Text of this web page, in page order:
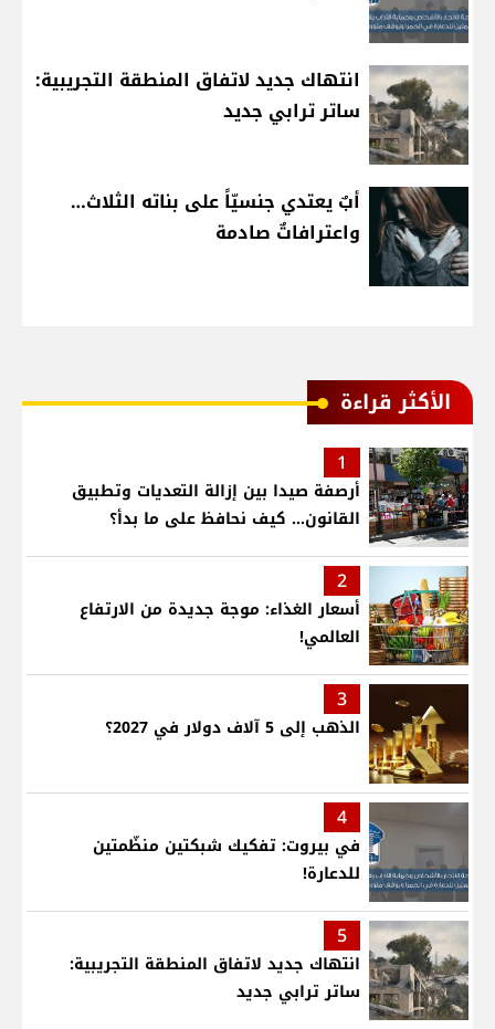
انتهاك جديد لاتفاق المنطقة التجريبية:
ساتر ترابي جديد
أبٌ يعتدي جنسيّاً على بناته الثلاث…
واعترافاتٌ صادمة
الأكثر قراءة
1
أرصفة صيدا بين إزالة التعديات وتطبيق
القانون... كيف نحافظ على ما بدأ؟
2
أسعار الغذاء: موجة جديدة من الارتفاع
العالمي!
3
الذهب إلى 5 آلاف دولار في 2027؟
4
في بيروت: تفكيك شبكتين منظّمتين
للدعارة!
5
انتهاك جديد لاتفاق المنطقة التجريبية:
ساتر ترابي جديد